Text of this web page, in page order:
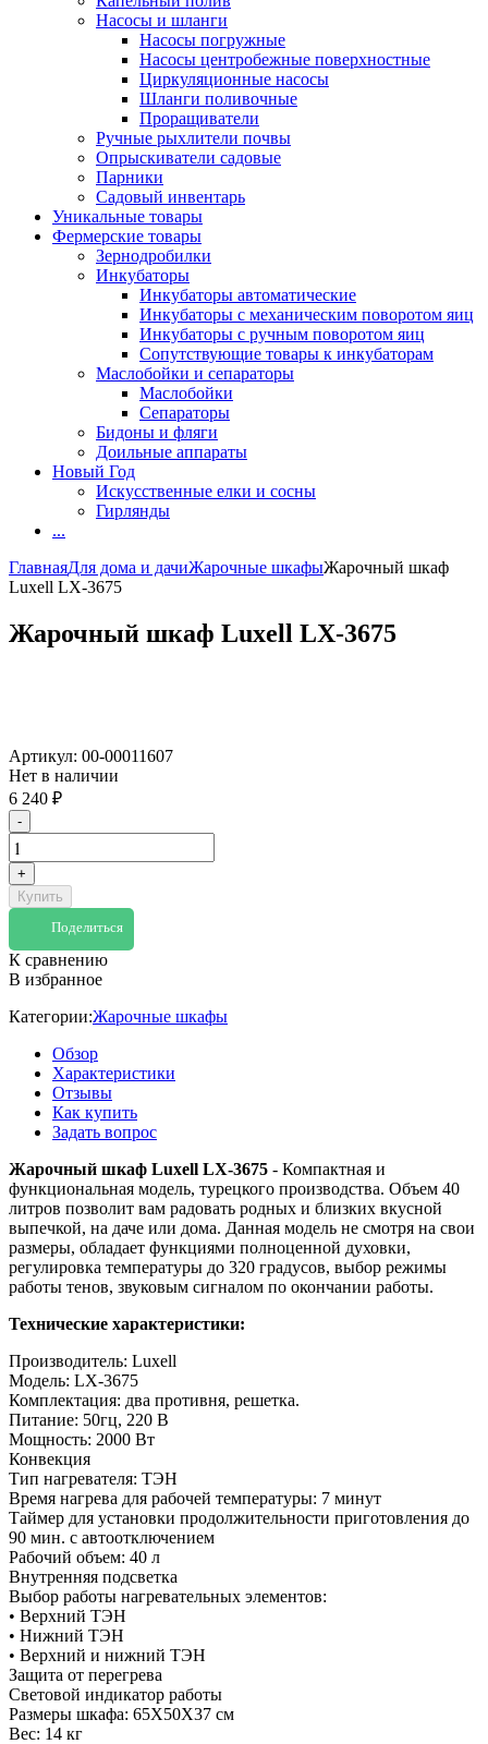
Насосы и шланги
Насосы погружные
Насосы центробежные поверхностные
Циркуляционные насосы
Шланги поливочные
Проращиватели
Ручные рыхлители почвы
Опрыскиватели садовые
Парники
Садовый инвентарь
Уникальные товары
Фермерские товары
Зернодробилки
Инкубаторы
Инкубаторы автоматические
Инкубаторы с механическим поворотом яиц
Инкубаторы с ручным поворотом яиц
Сопутствующие товары к инкубаторам
Маслобойки и сепараторы
Маслобойки
Сепараторы
Бидоны и фляги
Доильные аппараты
Новый Год
Искусственные елки и сосны
Гирлянды
...
ГлавнаяДля дома и дачиЖарочные шкафыЖарочный шкаф
Luxell LX-3675
Жарочный шкаф Luxell LX-3675
Артикул: 00-00011607
Нет в наличии
6 240 ₽
-
+
Купить
Поделиться
К сравнению
В избранное
Категории:Жарочные шкафы
Обзор
Характеристики
Отзывы
Как купить
Задать вопрос
Жарочный шкаф Luxell LX-3675 - Компактная и
функциональная модель, турецкого производства. Объем 40
литров позволит вам радовать родных и близких вкусной
выпечкой, на даче или дома. Данная модель не смотря на свои
размеры, обладает функциями полноценной духовки,
регулировка температуры до 320 градусов, выбор режимы
работы тенов, звуковым сигналом по окончании работы.
Технические характеристики:
Производитель: Luxell
Модель: LX-3675
Комплектация: два противня, решетка.
Питание: 50гц, 220 В
Мощность: 2000 Вт
Конвекция
Тип нагревателя: ТЭН
Время нагрева для рабочей температуры: 7 минут
Таймер для установки продолжительности приготовления до
90 мин. с автоотключением
Рабочий объем: 40 л
Внутренняя подсветка
Выбор работы нагревательных элементов:
• Верхний ТЭН
• Нижний ТЭН
• Верхний и нижний ТЭН
Защита от перегрева
Световой индикатор работы
Размеры шкафа: 65Х50Х37 см
Вес: 14 кг